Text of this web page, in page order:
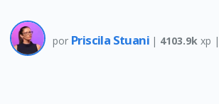
por Priscila Stuani | 4103.9k xp |